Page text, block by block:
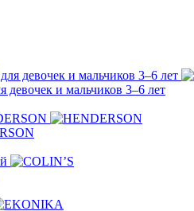
и мальчиков 3–6 лет